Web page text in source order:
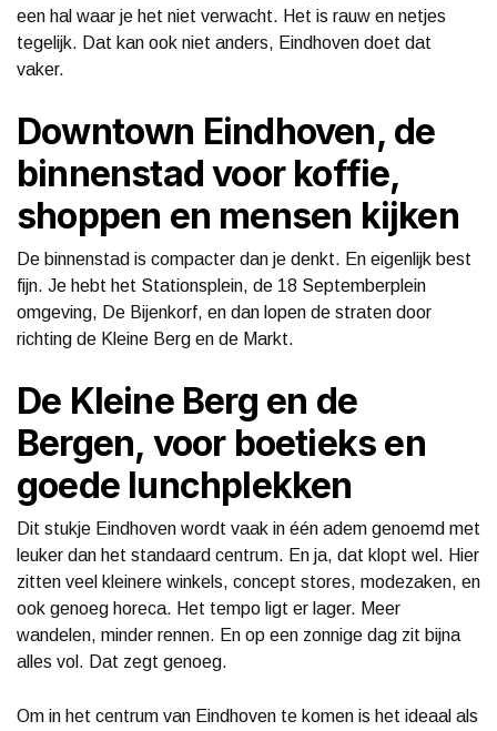
een hal waar je het niet verwacht. Het is rauw en netjes
tegelijk. Dat kan ook niet anders, Eindhoven doet dat
vaker.
Downtown Eindhoven, de
binnenstad voor koffie,
shoppen en mensen kijken
De binnenstad is compacter dan je denkt. En eigenlijk best
fijn. Je hebt het Stationsplein, de 18 Septemberplein
omgeving, De Bijenkorf, en dan lopen de straten door
richting de Kleine Berg en de Markt.
De Kleine Berg en de
Bergen, voor boetieks en
goede lunchplekken
Dit stukje Eindhoven wordt vaak in één adem genoemd met
leuker dan het standaard centrum. En ja, dat klopt wel. Hier
zitten veel kleinere winkels, concept stores, modezaken, en
ook genoeg horeca. Het tempo ligt er lager. Meer
wandelen, minder rennen. En op een zonnige dag zit bijna
alles vol. Dat zegt genoeg.
Om in het centrum van Eindhoven te komen is het ideaal als